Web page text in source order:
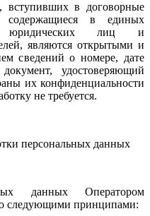
вступивших в договорные
содержащиеся в единых
юридических лиц и
являются открытыми и
сведений о номере, дате
удостоверяющий
их конфиденциальности
не требуется.
персональных данных
данных Оператором
следующими принципами: